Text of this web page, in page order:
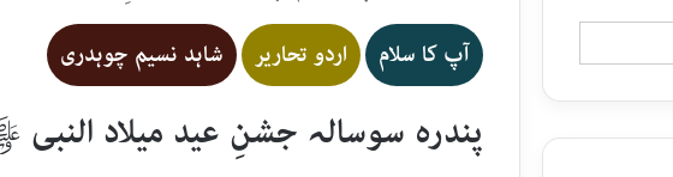
آپ کا سلام اردو تحاریر شاہد نسیم چوہدری
پندرہ سوسالہ جشنِ عید میلاد